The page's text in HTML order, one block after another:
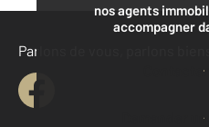
nos agents
accompagner
Demander
Parlons de vous, parlons biens